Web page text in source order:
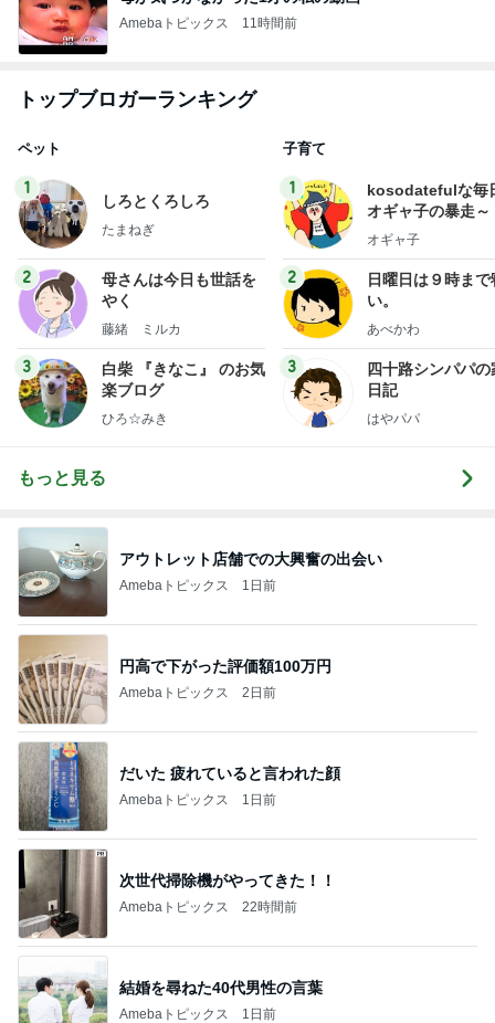
Amebaトピックス 11時間前
トップブロガーランキング
ペット
1
しろとくろしろ
たまねぎ
2
母さんは今日も世話を
やく
藤緒 ミルカ
3
白柴 『きなこ』 のお気
楽ブログ
ひろ☆みき
子育て
1
kosodatefulな毎
オギャ子の暴走～
オギャ子
2
日曜日は９時まで
い。
あべかわ
3
四十路シンパパの
日記
はやパパ
もっと見る
アウトレット店舗での大興奮の出会い
Amebaトピックス 1日前
円高で下がった評価額100万円
Amebaトピックス 2日前
だいた 疲れていると言われた顔
Amebaトピックス 1日前
次世代掃除機がやってきた！！
Amebaトピックス 22時間前
結婚を尋ねた40代男性の言葉
Amebaトピックス 1日前